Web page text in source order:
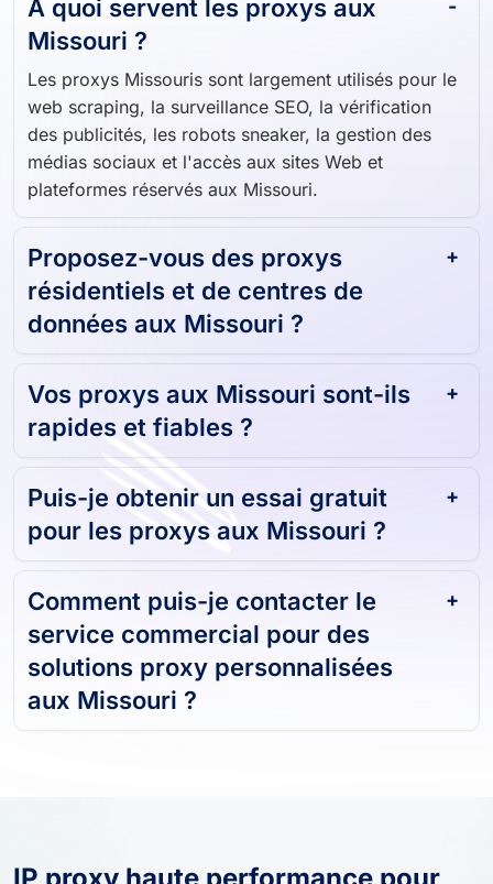
À quoi servent les proxys aux
Missouri ?
Les proxys Missouris sont largement utilisés pour le
web scraping, la surveillance SEO, la vérification
des publicités, les robots sneaker, la gestion des
médias sociaux et l'accès aux sites Web et
plateformes réservés aux Missouri.
Proposez-vous des proxys
résidentiels et de centres de
données aux Missouri ?
Vos proxys aux Missouri sont-ils
rapides et fiables ?
Puis-je obtenir un essai gratuit
pour les proxys aux Missouri ?
Comment puis-je contacter le
service commercial pour des
solutions proxy personnalisées
aux Missouri ?